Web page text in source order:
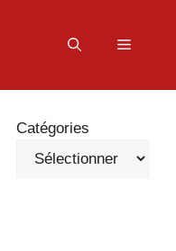
Menu
Catégories